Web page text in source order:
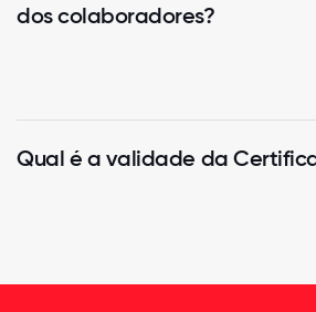
dos colaboradores?
Qual é a validade da